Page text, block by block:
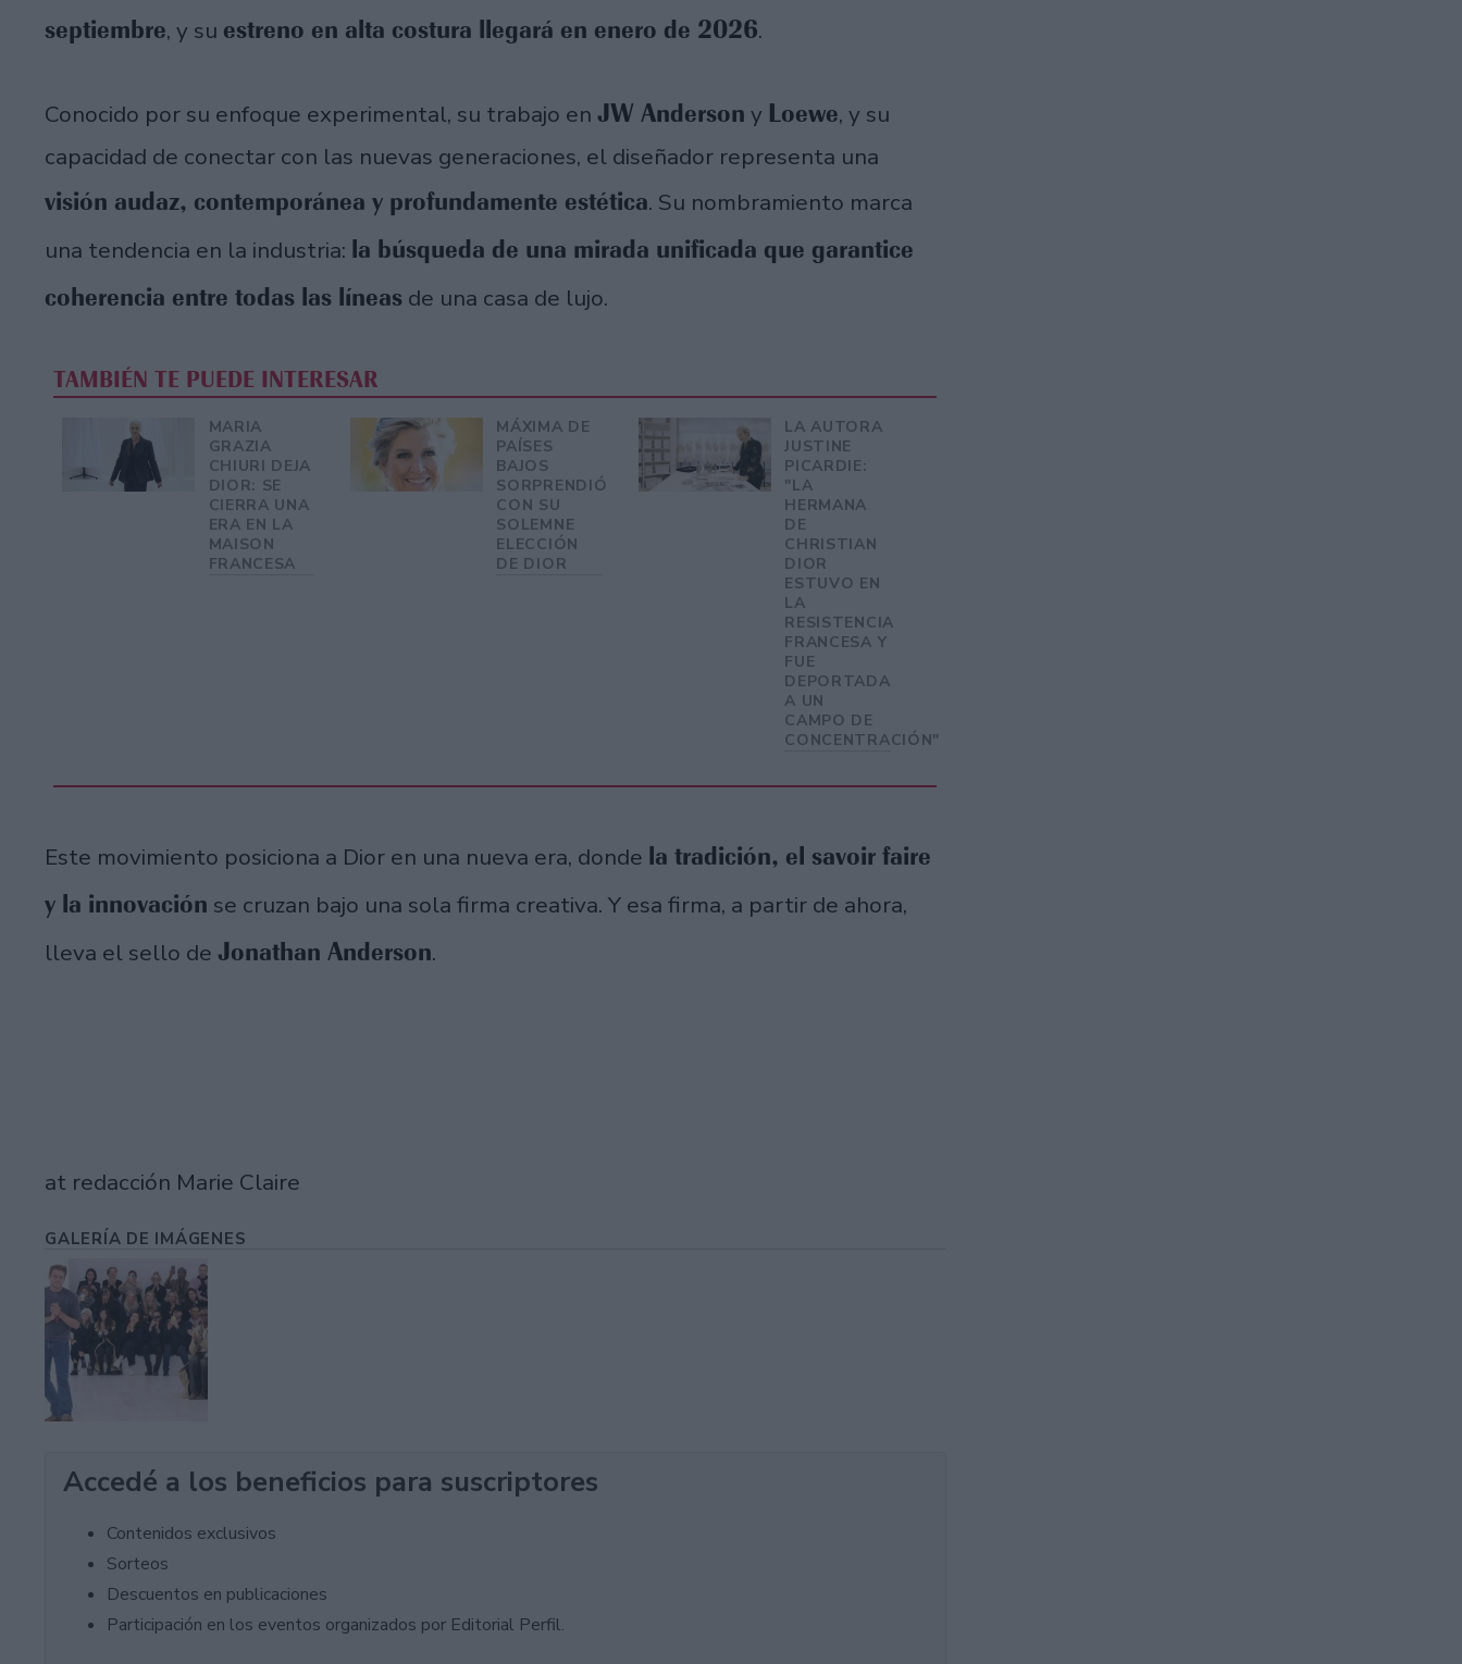
septiembre, y su estreno en alta costura llegará en enero de 2026.
Conocido por su enfoque experimental, su trabajo en JW Anderson y Loewe, y su
capacidad de conectar con las nuevas generaciones, el diseñador representa una
visión audaz, contemporánea y profundamente estética. Su nombramiento marca
una tendencia en la industria: la búsqueda de una mirada unificada que garantice
coherencia entre todas las líneas de una casa de lujo.
TAMBIÉN TE PUEDE INTERESAR
MARIA
GRAZIA
CHIURI DEJA
DIOR: SE
CIERRA UNA
ERA EN LA
MAISON
FRANCESA
MÁXIMA DE
PAÍSES
BAJOS
SORPRENDIÓ
CON SU
SOLEMNE
ELECCIÓN
DE DIOR
LA AUTORA
JUSTINE
PICARDIE:
"LA
HERMANA
DE
CHRISTIAN
DIOR
ESTUVO EN
LA
RESISTENCIA
FRANCESA Y
FUE
DEPORTADA
A UN
CAMPO DE
CONCENTRACIÓN"
Este movimiento posiciona a Dior en una nueva era, donde la tradición, el savoir faire
y la innovación se cruzan bajo una sola firma creativa. Y esa firma, a partir de ahora,
lleva el sello de Jonathan Anderson.
at redacción Marie Claire
GALERÍA DE IMÁGENES
Accedé a los beneficios para suscriptores
Contenidos exclusivos
Sorteos
Descuentos en publicaciones
Participación en los eventos organizados por Editorial Perfil.